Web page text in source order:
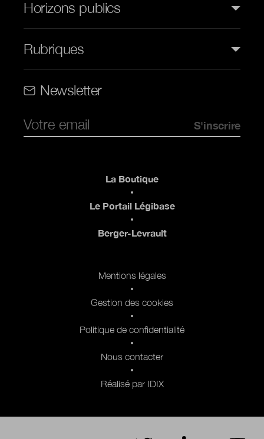
Horizons publics
Rubriques
Newsletter
La Boutique
Le Portail Légibase
Berger-Levrault
Mentions légales
Gestion des cookies
Politique de confidentialité
Nous contacter
Réalisé par IDIX